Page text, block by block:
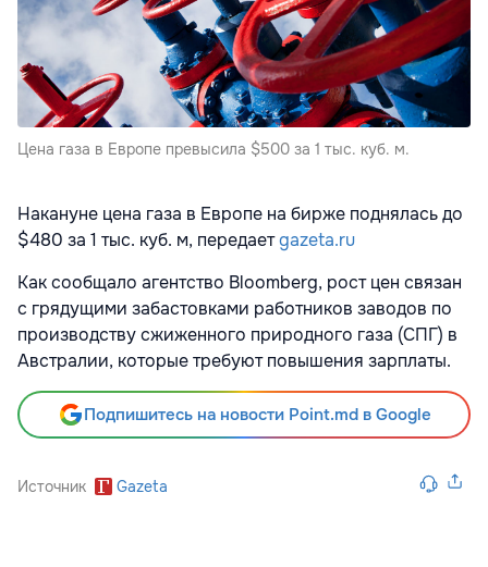
Цена газа в Европе превысила $500 за 1 тыс. куб. м.
Накануне цена газа в Европе на бирже поднялась до
$480 за 1 тыс. куб. м, передаетgazeta.ru
Как сообщало агентство Bloomberg, рост цен связан
с грядущими забастовками работников заводов по
производству сжиженного природного газа (СПГ) в
Австралии, которые требуют повышения зарплаты.
Подпишитесь на новости Point.md в Google
Источник Gazeta